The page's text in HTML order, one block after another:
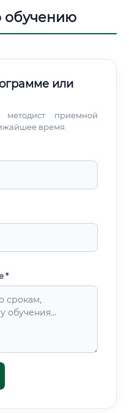
обучению
или
приемной
время.
*